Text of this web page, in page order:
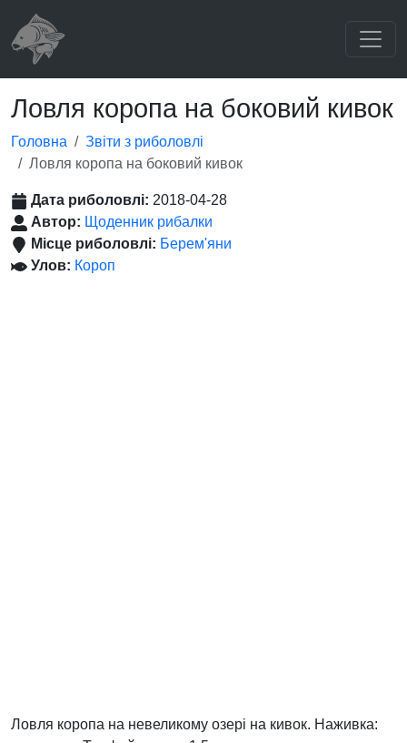
Ловля коропа на боковий кивок
Головна
Звіти з риболовлі
Ловля коропа на боковий кивок
Дата риболовлі: 2018-04-28
Автор: Щоденник рибалки
Місце риболовлі: Берем'яни
Улов: Короп
Ловля коропа на невеликому озері на кивок. Наживка: